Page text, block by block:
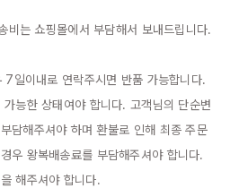
는 쇼핑몰에서 부담해서 보내드립니다.
일이내로 연락주시면 반품 가능합니다.
능한 상태여야 합니다. 고객님의 단순변
담해주셔야 하며 환불로 인해 최종 주문
우 왕복배송료를 부담해주셔야 합니다.
해주셔야 합니다.